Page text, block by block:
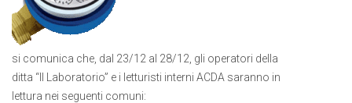
si comunica che, dal 23/12 al 28/12, gli operatori della
ditta “Il Laboratorio” e i letturisti interni ACDA saranno in
lettura nei seguenti comuni: